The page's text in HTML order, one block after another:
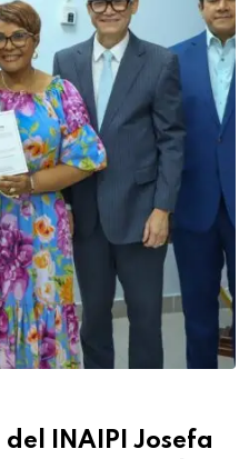
INAIPI Josefa